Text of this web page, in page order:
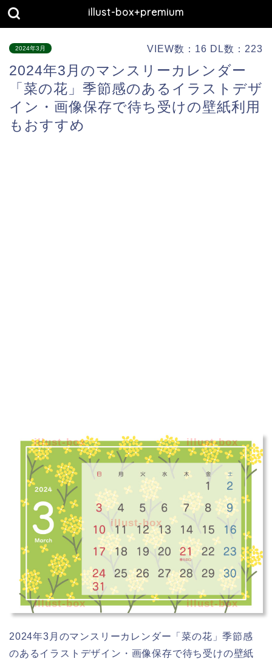
illust-box+premium
2024年3月 VIEW数：16 DL数：223
2024年3月のマンスリーカレンダー
「菜の花」季節感のあるイラストデザ
イン・画像保存で待ち受けの壁紙利用
もおすすめ
illust-box
illust-box illust-box
illust-box illust-box
2024年3月のマンスリーカレンダー「菜の花」季節感
のあるイラストデザイン・画像保存で待ち受けの壁紙